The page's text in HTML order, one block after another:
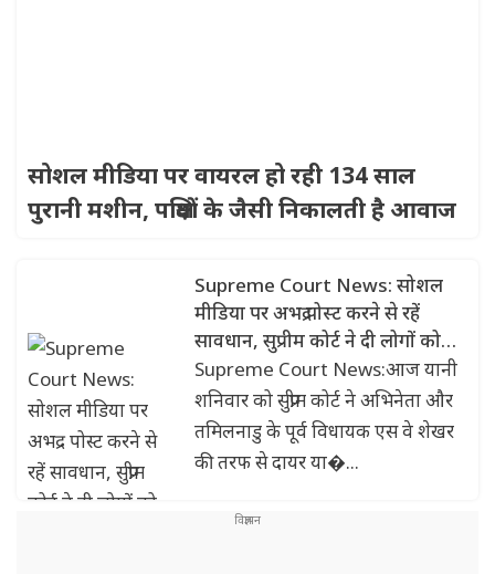
सोशल मीडिया पर वायरल हो रही 134 साल
पुरानी मशीन, पक्षियों के जैसी निकालती है आवाज
Supreme Court News: सोशल
मीडिया पर अभद्र पोस्ट करने से रहें
सावधान, सुप्रीम कोर्ट ने दी लोगों को
सलाह, जानिए क्या है मामला
Supreme Court News:आज यानी
शनिवार को सुप्रीम कोर्ट ने अभिनेता और
तमिलनाडु के पूर्व विधायक एस वे शेखर
की तरफ से दायर या�...